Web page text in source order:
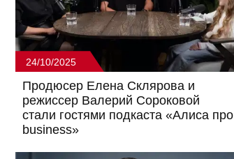
24/10/2025
Продюсер Елена Склярова и
режиссер Валерий Сороковой
стали гостями подкаста «Алиса про
business»